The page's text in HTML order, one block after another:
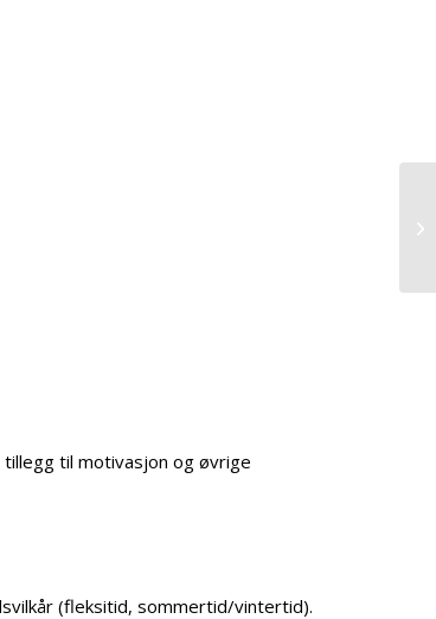
til motivasjon og øvrige
(fleksitid, sommertid/vintertid).